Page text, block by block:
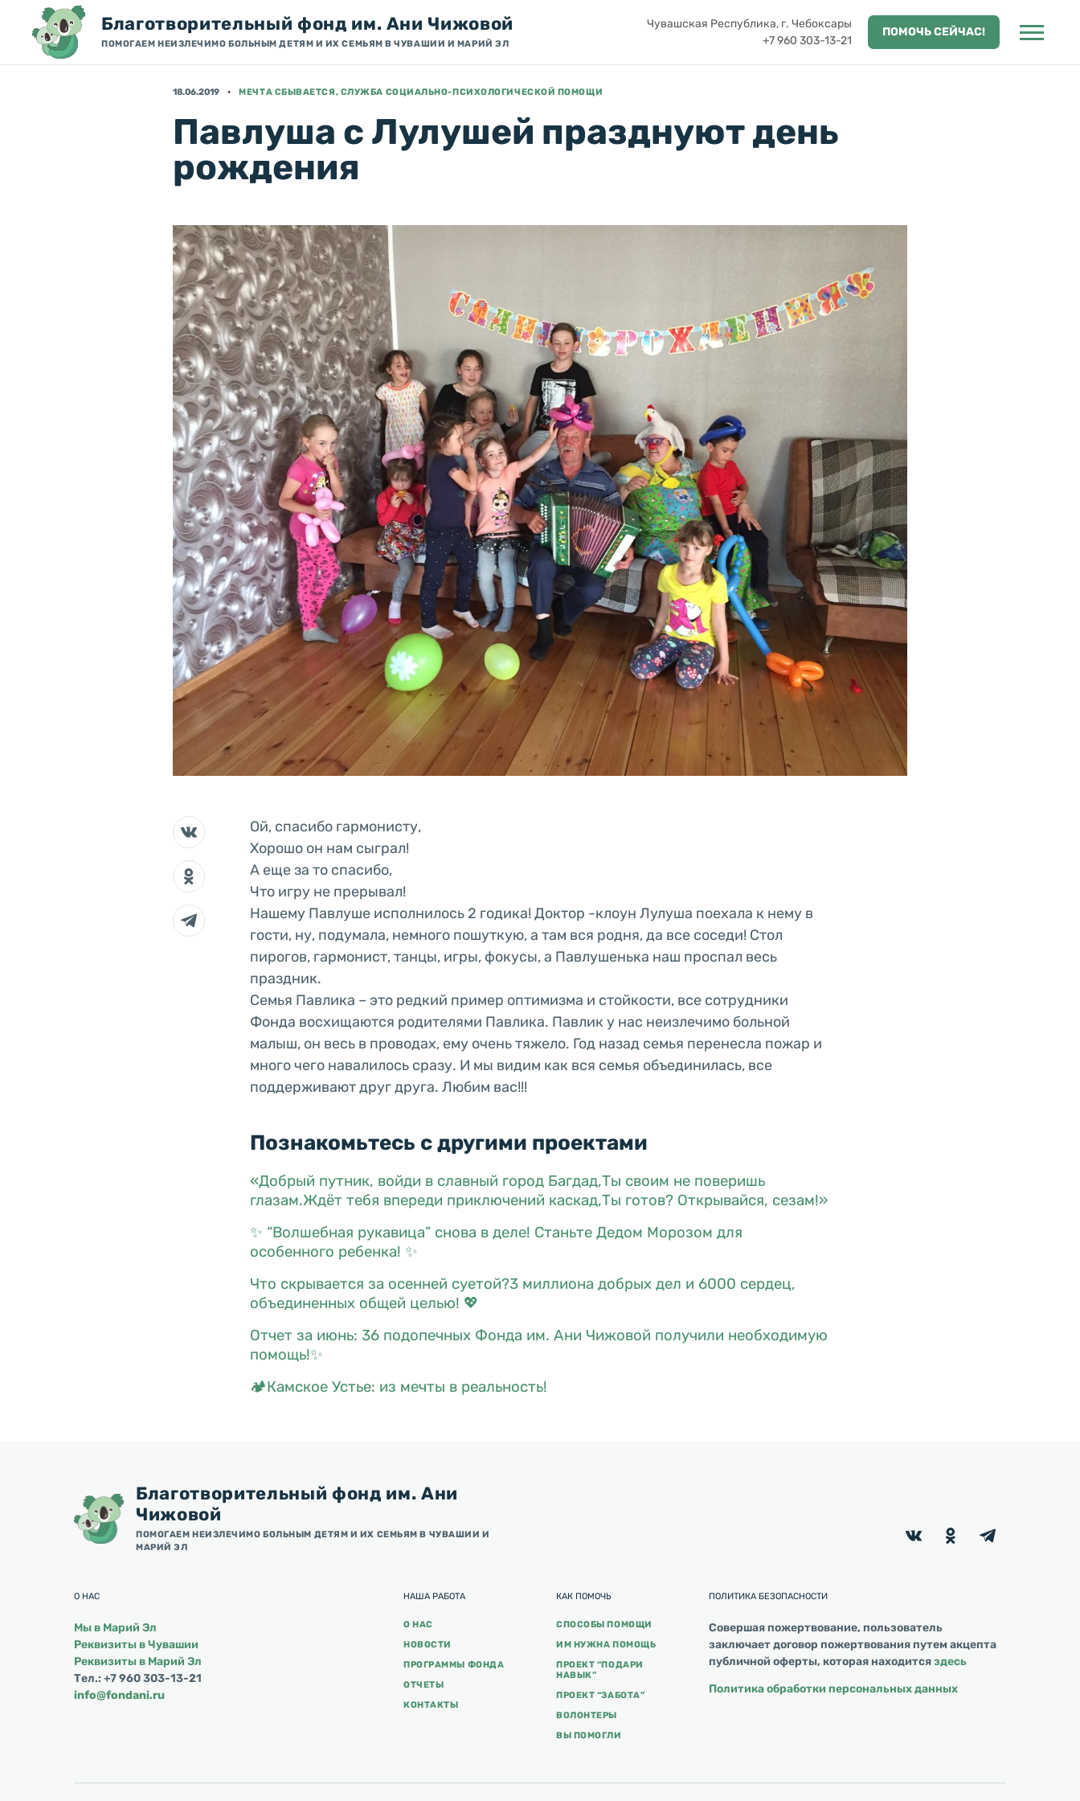
Благотворительный фонд им. Ани Чижовой
ПОМОГАЕМ НЕИЗЛЕЧИМО БОЛЬНЫМ ДЕТЯМ И ИХ СЕМЬЯМ В ЧУВАШИИ И МАРИЙ ЭЛ
Чувашская Республика, г. Чебоксары
+7 960 303-13-21
ПОМОЧЬ СЕЙЧАС!
18.06.2019 МЕЧТА СБЫВАЕТСЯ, СЛУЖБА СОЦИАЛЬНО-ПСИХОЛОГИЧЕСКОЙ ПОМОЩИ
Павлуша с Лулушей празднуют день
рождения
Ой, спасибо гармонисту,
Хорошо он нам сыграл!
А еще за то спасибо,
Что игру не прерывал!
Нашему Павлуше исполнилось 2 годика! Доктор -клоун Лулуша поехала к нему в
гости, ну, подумала, немного пошуткую, а там вся родня, да все соседи! Стол
пирогов, гармонист, танцы, игры, фокусы, а Павлушенька наш проспал весь
праздник.
Семья Павлика – это редкий пример оптимизма и стойкости, все сотрудники
Фонда восхищаются родителями Павлика. Павлик у нас неизлечимо больной
малыш, он весь в проводах, ему очень тяжело. Год назад семья перенесла пожар и
много чего навалилось сразу. И мы видим как вся семья объединилась, все
поддерживают друг друга. Любим вас!!!
Познакомьтесь с другими проектами
«Добрый путник, войди в славный город Багдад,Ты своим не поверишь
глазам.Ждёт тебя впереди приключений каскад,Ты готов? Открывайся, сезам!»
✨ “Волшебная рукавица” снова в деле! Станьте Дедом Морозом для
особенного ребенка! ✨
Что скрывается за осенней суетой?3 миллиона добрых дел и 6000 сердец,
объединенных общей целью! 💖
Отчет за июнь: 36 подопечных Фонда им. Ани Чижовой получили необходимую
помощь!✨
🏕Камское Устье: из мечты в реальность!
Благотворительный фонд им. Ани
Чижовой
ПОМОГАЕМ НЕИЗЛЕЧИМО БОЛЬНЫМ ДЕТЯМ И ИХ СЕМЬЯМ В ЧУВАШИИ И
МАРИЙ ЭЛ
О НАС
Мы в Марий Эл
Реквизиты в Чувашии
Реквизиты в Марий Эл
Тел.: +7 960 303-13-21
info@fondani.ru
НАША РАБОТА
О НАС
НОВОСТИ
ПРОГРАММЫ ФОНДА
ОТЧЕТЫ
КОНТАКТЫ
КАК ПОМОЧЬ
СПОСОБЫ ПОМОЩИ
ИМ НУЖНА ПОМОЩЬ
ПРОЕКТ “ПОДАРИ
НАВЫК”
ПРОЕКТ “ЗАБОТА”
ВОЛОНТЕРЫ
ВЫ ПОМОГЛИ
ПОЛИТИКА БЕЗОПАСНОСТИ
Совершая пожертвование, пользователь
заключает договор пожертвования путем акцепта
публичной оферты, которая находитсяздесь
Политика обработки персональных данных